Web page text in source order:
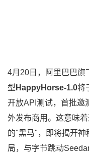
4月20日，阿里巴巴旗
型 HappyHorse-1.0将
开放API测试，首批邀
外发布商用。这意味
的"黑马"，即将揭开
局，与字节跳动